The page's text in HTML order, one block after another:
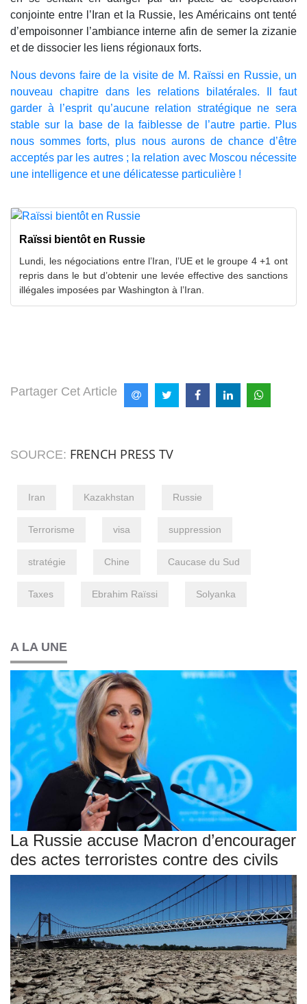
conjointe entre l’Iran et la Russie, les Américains ont tenté
d’empoisonner l’ambiance interne afin de semer la zizanie
et de dissocier les liens régionaux forts.
Nous devons faire de la visite de M. Raïssi en Russie, un
nouveau chapitre dans les relations bilatérales. Il faut
garder à l’esprit qu’aucune relation stratégique ne sera
stable sur la base de la faiblesse de l’autre partie. Plus
nous sommes forts, plus nous aurons de chance d’être
acceptés par les autres ; la relation avec Moscou nécessite
une intelligence et une délicatesse particulière !
Raïssi bientôt en Russie
Lundi, les négociations entre l’Iran, l’UE et le groupe 4 +1 ont
repris dans le but d’obtenir une levée effective des sanctions
illégales imposées par Washington à l’Iran.
Partager Cet Article
SOURCE: FRENCH PRESS TV
Iran Kazakhstan Russie
Terrorisme visa suppression
stratégie Chine Caucase du Sud
Taxes Ebrahim Raïssi Solyanka
A LA UNE
La Russie accuse Macron d’encourager
des actes terroristes contre des civils